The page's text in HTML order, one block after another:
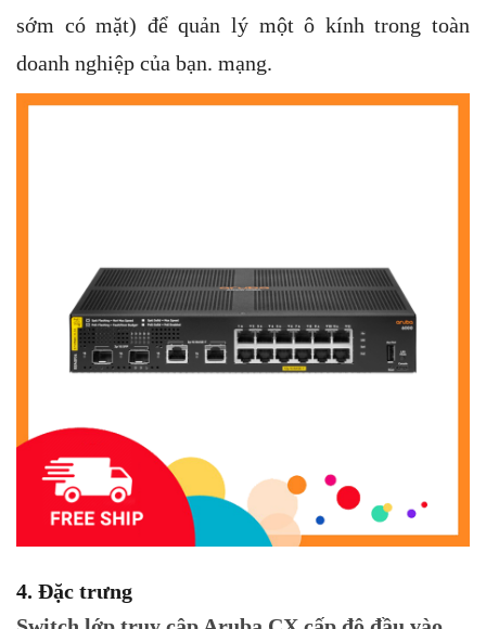
sớm có mặt) để quản lý một ô kính trong toàn
doanh nghiệp của bạn. mạng.
4. Đặc trưng